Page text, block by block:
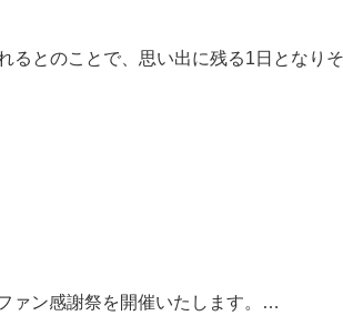
とのことで、思い出に残る1日となり
ァン感謝祭を開催いたします。…